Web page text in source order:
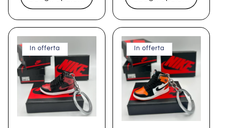
In offerta In offerta